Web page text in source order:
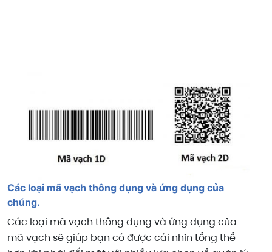
Các loại mã vạch thông dụng và ứng dụng của
chúng.
Các loại mã vạch thông dụng và ứng dụng của
mã vạch sẽ giúp bạn có được cái nhìn tổng thể